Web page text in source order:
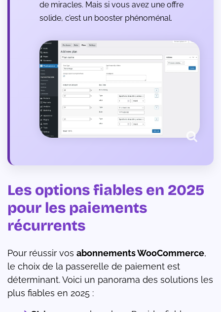
de miracles. Mais si vous avez une offre
solide, c’est un booster phénoménal.
Les options fiables en 2025
pour les paiements
récurrents
Pour réussir vos abonnements WooCommerce,
le choix de la passerelle de paiement est
déterminant. Voici un panorama des solutions les
plus fiables en 2025 :